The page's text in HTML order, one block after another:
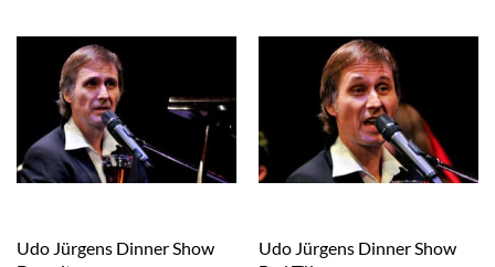
Udo Jürgens Dinner Show
Udo Jürgens Dinner Show